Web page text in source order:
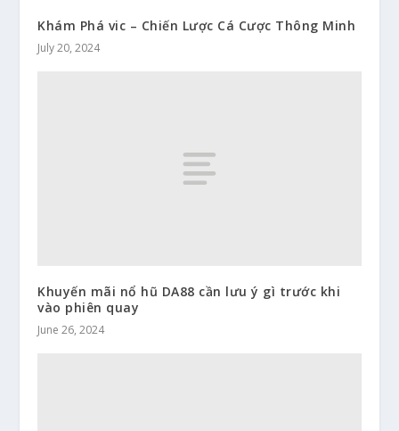
Khám Phá vic – Chiến Lược Cá Cược Thông Minh
July 20, 2024
Khuyến mãi nổ hũ DA88 cần lưu ý gì trước khi
vào phiên quay
June 26, 2024